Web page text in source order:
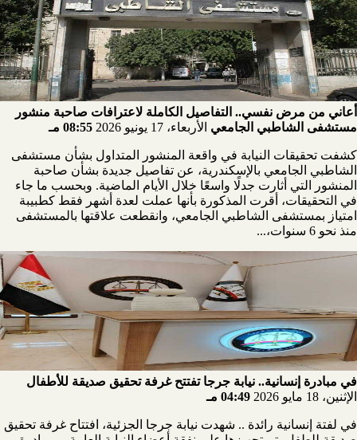
أعاني من مرض نفسي.. التفاصيل الكاملة لاعترافات صاحبة منشور
مستشفى الشاطبي الجامعي الأربعاء، 17 يونيو 2026 08:55 مـ
كشفت تحقيقات النيابة في واقعة المنشور المتداول بشأن مستشفى
الشاطبي الجامعي بالإسكندرية، عن تفاصيل جديدة بشأن صاحبة
المنشور التي أثارت جدلًا واسعًا خلال الأيام الماضية. وبحسب ما جاء
في التحقيقات، أقرت المذكورة بأنها عملت لعدة أشهر فقط كطبيبة
امتياز بمستشفى الشاطبي الجامعي، وانقطعت علاقتها بالمستشفى
منذ نحو 6 سنوات،...
في مبادرة إنسانية.. نيابة جرجا تفتتح غرفة تحقيق صديقة للأطفال
الإثنين، 18 مايو 2026
04:49 مـ
في لفتة إنسانية رائدة .. شهدت نيابة جرجا الجزئية، افتتاح غرفة تحقيق